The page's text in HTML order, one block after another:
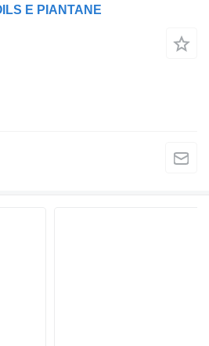
E PIANTANE